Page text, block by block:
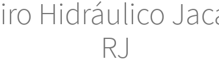
Hidráulico
RJ